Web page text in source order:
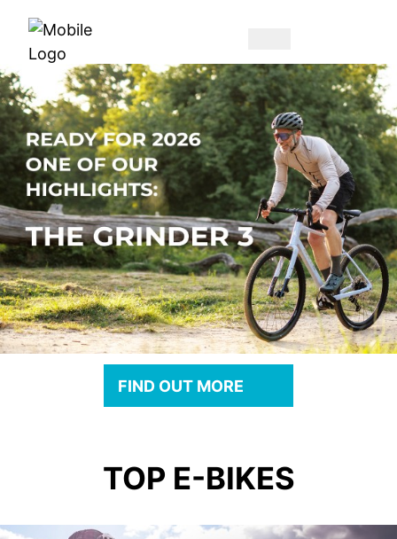
FIND OUT MORE
TOP E-BIKES